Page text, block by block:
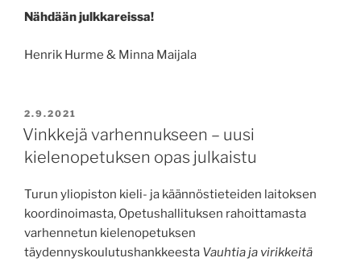
Nähdään julkkareissa!
Henrik Hurme & Minna Maijala
JULKAISTU
2.9.2021
Vinkkejä varhennukseen – uusi
kielenopetuksen opas julkaistu
Turun yliopiston kieli- ja käännöstieteiden laitoksen
koordinoimasta, Opetushallituksen rahoittamasta
varhennetun kielenopetuksen
täydennyskoulutushankkeesta Vauhtia ja virikkeitä